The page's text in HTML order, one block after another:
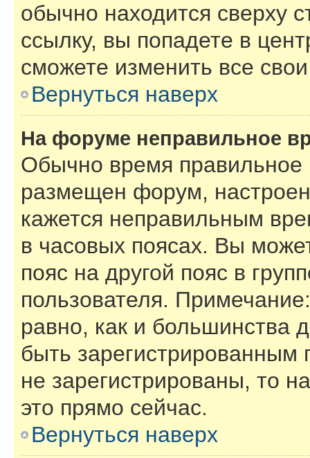
обычно находится сверху
ссылку, вы попадете в
сможете изменить все
Вернуться наверх
На форуме неправильное
Обычно время правильное
размещен форум,
кажется неправильным
в часовых поясах. Вы
пояс на другой пояс в
пользователя.
равно, как и большинства
быть
не зарегистрированы, то
это прямо сейчас.
Вернуться наверх